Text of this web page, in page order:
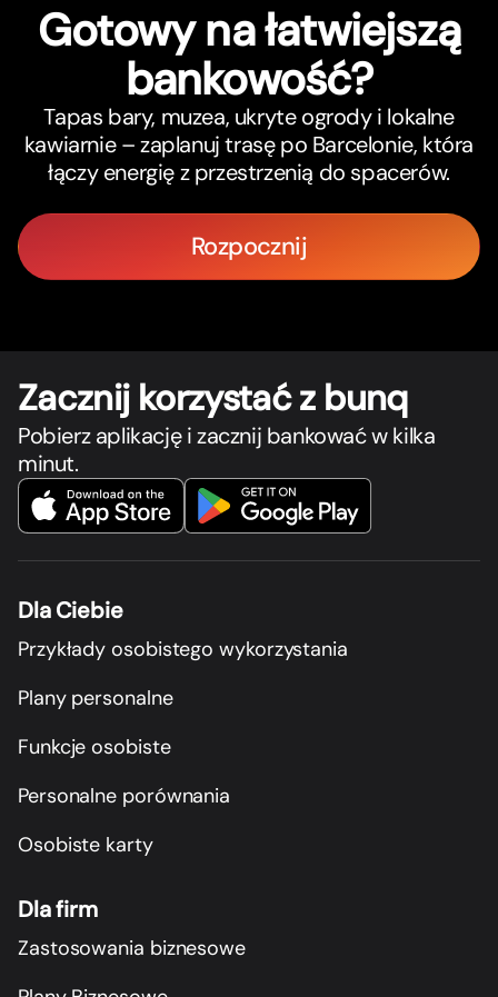
Gotowy na łatwiejszą
bankowość?
Tapas bary, muzea, ukryte ogrody i lokalne
kawiarnie – zaplanuj trasę po Barcelonie, która
łączy energię z przestrzenią do spacerów.
Rozpocznij
Zacznij korzystać z bunq
Pobierz aplikację i zacznij bankować w kilka
minut.
Dla Ciebie
Przykłady osobistego wykorzystania
Plany personalne
Funkcje osobiste
Personalne porównania
Osobiste karty
Dla firm
Zastosowania biznesowe